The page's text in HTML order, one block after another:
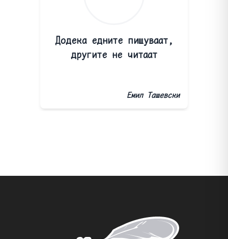
Додека едните пишуваат,
другите не читаат
Емил Ташевски